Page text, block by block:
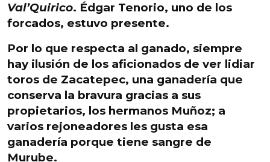
Val’Quirico. Édgar Tenorio, uno de los
forcados, estuvo presente.
Por lo que respecta al ganado, siempre
hay ilusión de los aficionados de ver lidiar
toros de Zacatepec, una ganadería que
conserva la bravura gracias a sus
propietarios, los hermanos Muñoz; a
varios rejoneadores les gusta esa
ganadería porque tiene sangre de
Murube.